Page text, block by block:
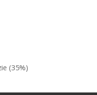
(35%)